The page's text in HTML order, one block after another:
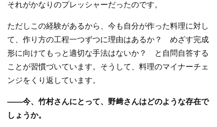
それがかなりのプレッシャーだったのです。
ただしこの経験があるから、今も自分が作った料理に対し
て、作り方の工程一つずつに理由はあるか？ めざす完成
形に向けてもっと適切な手法はないか？ と自問自答する
ことが習慣づいています。そうして、料理のマイナーチェ
ンジをくり返しています。
——今、竹村さんにとって、野﨑さんはどのような存在で
しょうか。